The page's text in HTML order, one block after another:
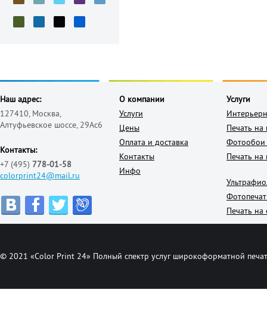
Наш адрес:
127410, Москва,
Алтуфьевское шоссе, 29Ас6
Контакты:
+7 (495) 778-01-58
colorprint24@mail.ru
О компании
Услуги
Цены
Оплата и доставка
Контакты
Инфо
Услуги
Печать на
Фотообои
Печать на
Печать на
© 2021 «Color Print 24» Полный спектр услуг широкоформатной